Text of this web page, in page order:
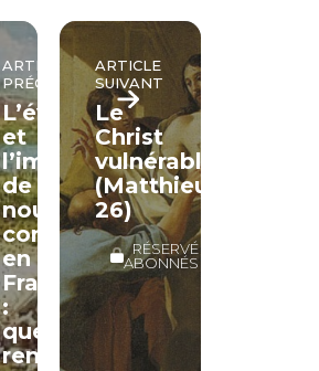
ARTICLE
PRÉCÉDENT
L’évangélisation
et
l’implantation
de
nouvelles
communautés
en
France
:
quelques
remarques
ARTICLE
SUIVANT
Le
Christ
vulnérable
(Matthieu
26)
RÉSERVÉ
ABONNÉS